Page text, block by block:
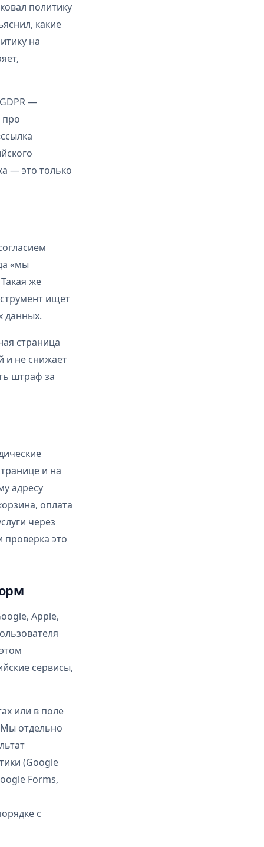
политику
какие
на
—
про
— это только
«мы
же
ищет
данных.
страница
и не снижает
штраф за
и на
адресу
оплата
через
это
Apple,
сервисы,
или в поле
отдельно
(Google
Forms,
с